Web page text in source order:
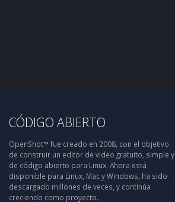
CÓDIGO ABIERTO
OpenShot™ fue creado en 2008, con el objetivo
de construir un editor de video gratuito, simple y
de código abierto para Linux. Ahora está
disponible para Linux, Mac y Windows, ha sido
descargado millones de veces, y continúa
creciendo como proyecto.